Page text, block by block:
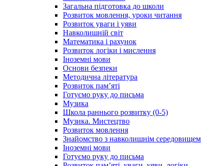
Загальна підготовка до школи
Розвиток мовлення, уроки читання
Розвиток уваги і уяви
Навколишній світ
Математика і рахунок
Розвиток логіки і мислення
Іноземні мови
Основи безпеки
Методична література
Розвиток пам’яті
Готуємо руку до письма
Музика
Школа раннього розвитку (0-5)
Музика. Мистецтво
Розвиток мовлення
Знайомство з навколишнім середовищем
Іноземні мови
Готуємо руку до письма